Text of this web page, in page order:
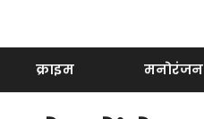
क्राइम मनोरंजन